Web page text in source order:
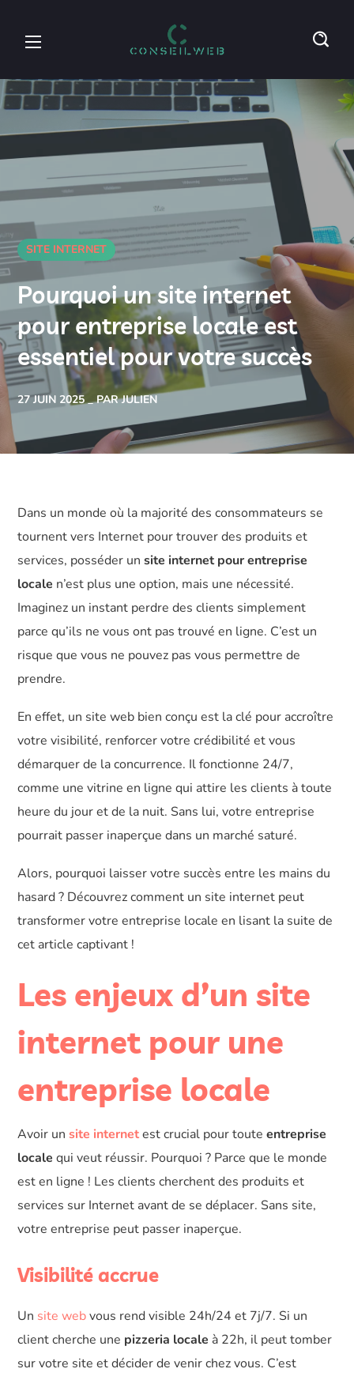
SITE INTERNET
Pourquoi un site internet
pour entreprise locale est
essentiel pour votre succès
27 JUIN 2025 PAR JULIEN
Dans un monde où la majorité des consommateurs se
tournent vers Internet pour trouver des produits et
services, posséder unsite internet pour entreprise
locale n’est plus une option, mais une nécessité.
Imaginez un instant perdre des clients simplement
parce qu’ils ne vous ont pas trouvé en ligne. C’est un
risque que vous ne pouvez pas vous permettre de
prendre.
En effet, un site web bien conçu est la clé pour accroître
votre visibilité, renforcer votre crédibilité et vous
démarquer de la concurrence. Il fonctionne 24/7,
comme une vitrine en ligne qui attire les clients à toute
heure du jour et de la nuit. Sans lui, votre entreprise
pourrait passer inaperçue dans un marché saturé.
Alors, pourquoi laisser votre succès entre les mains du
hasard ? Découvrez comment un site internet peut
transformer votre entreprise locale en lisant la suite de
cet article captivant !
Les enjeux d’un site
internet pour une
entreprise locale
Avoir unsite internetest crucial pour touteentreprise
locale qui veut réussir. Pourquoi ? Parce que le monde
est en ligne ! Les clients cherchent des produits et
services sur Internet avant de se déplacer. Sans site,
votre entreprise peut passer inaperçue.
Visibilité accrue
Un site webvous rend visible 24h/24 et 7j/7. Si un
client cherche une pizzeria locale à 22h, il peut tomber
sur votre site et décider de venir chez vous. C’est